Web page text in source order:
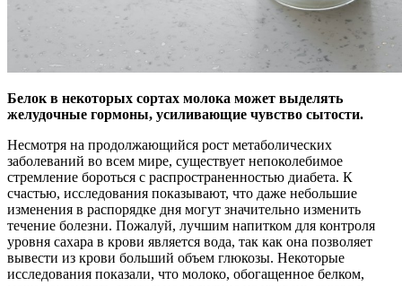
Белок в некоторых сортах молока может выделять
желудочные гормоны, усиливающие чувство сытости.
Несмотря на продолжающийся рост метаболических
заболеваний во всем мире, существует непоколебимое
стремление бороться с распространенностью диабета. К
счастью, исследования показывают, что даже небольшие
изменения в распорядке дня могут значительно изменить
течение болезни. Пожалуй, лучшим напитком для контроля
уровня сахара в крови является вода, так как она позволяет
вывести из крови больший объем глюкозы. Некоторые
исследования показали, что молоко, обогащенное белком,